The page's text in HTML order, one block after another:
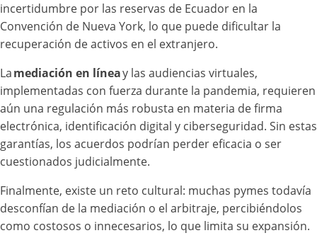
incertidumbre por las reservas de Ecuador en la
Convención de Nueva York, lo que puede dificultar la
recuperación de activos en el extranjero.
Lamediación en líneay las audiencias virtuales,
implementadas con fuerza durante la pandemia, requieren
aún una regulación más robusta en materia de firma
electrónica, identificación digital y ciberseguridad. Sin estas
garantías, los acuerdos podrían perder eficacia o ser
cuestionados judicialmente.
Finalmente, existe un reto cultural: muchas pymes todavía
desconfían de la mediación o el arbitraje, percibiéndolos
como costosos o innecesarios, lo que limita su expansión.